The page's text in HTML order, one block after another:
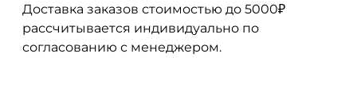
Доставка заказов стоимостью до 5000₽
рассчитывается индивидуально по
согласованию с менеджером.